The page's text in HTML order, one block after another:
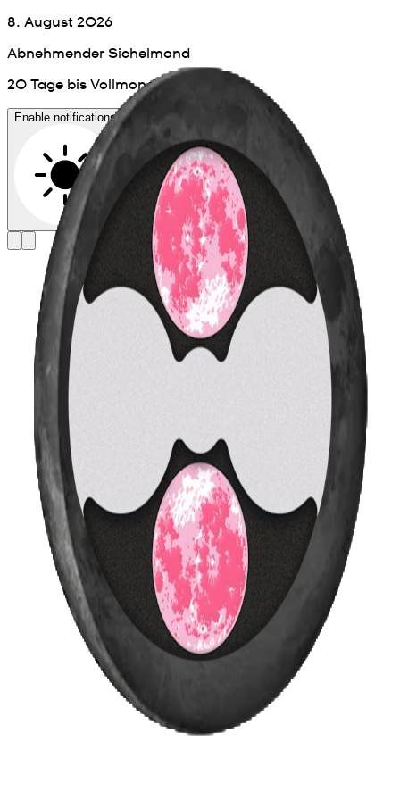
8. August 2026
Abnehmender Sichelmond
20 Tage bis Vollmond
Enable notifications